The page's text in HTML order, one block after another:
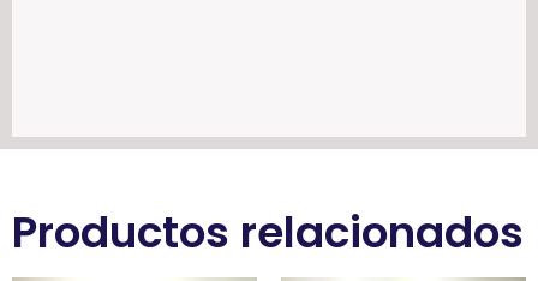
Productos relacionados